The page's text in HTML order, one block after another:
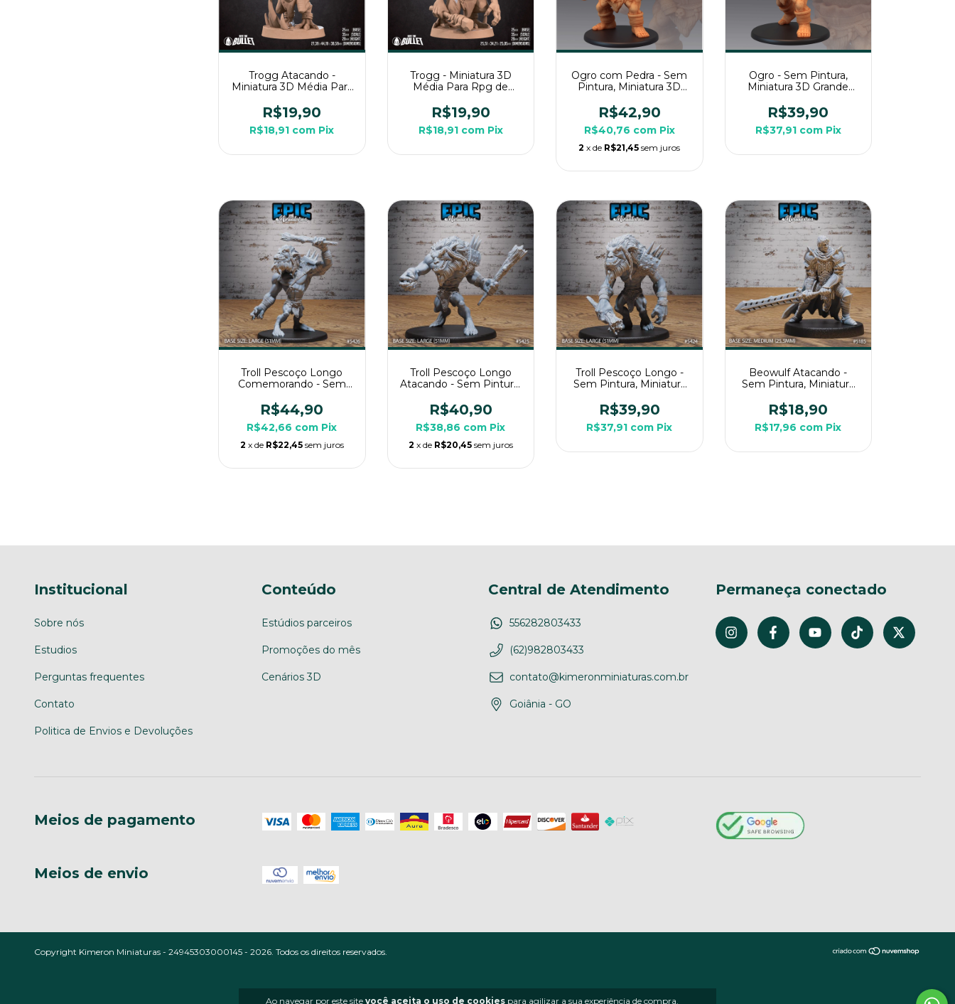
Ao navegar por este site você aceita o uso de cookiespara agilizar a sua experiência de compra.
Trogg Atacando -
Miniatura 3D Média Para
R$19,90
R$18,91 com Pix
Trogg - Miniatura 3D
Média Para Rpg de
R$19,90
R$18,91 com Pix
Ogro com Pedra - Sem
Pintura, Miniatura 3D
Mesa
R$42,90
R$40,76 com Pix
2 x de R$21,45 sem juros
Ogro - Sem Pintura,
Miniatura 3D Grande
R$39,90
R$37,91 com Pix
Troll Pescoço Longo
Comemorando - Sem
Grande Para RPG de
Mesa
R$44,90
R$42,66 com Pix
2 x de R$22,45 sem juros
Troll Pescoço Longo
Atacando - Sem Pintura,
Para RPG de Mesa
R$40,90
R$38,86 com Pix
2 x de R$20,45 sem juros
Troll Pescoço Longo -
Sem Pintura, Miniatura
Mesa
R$39,90
R$37,91 com Pix
Beowulf Atacando -
Sem Pintura, Miniatura
Mesa
R$18,90
R$17,96 com Pix
Institucional
Sobre nós
Estudios
Perguntas frequentes
Contato
Politica de Envios e Devoluções
Conteúdo
Estúdios parceiros
Promoções do mês
Cenários 3D
Central de Atendimento
556282803433
(62)982803433
contato@kimeronminiaturas.com.br
Goiânia - GO
Permaneça conectado
Meios de pagamento
Meios de envio
Copyright Kimeron Miniaturas - 24945303000145 - 2026. Todos os direitos reservados.